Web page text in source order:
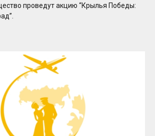
проведут акцию “Крылья Победы: